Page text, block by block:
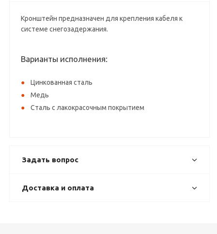
Кронштейн предназначен для крепления кабеля к
системе снегозадержания.
Варианты исполнения:
Цинкованная сталь
Медь
Сталь с лакокрасочным покрытием
Задать вопрос
Доставка и оплата